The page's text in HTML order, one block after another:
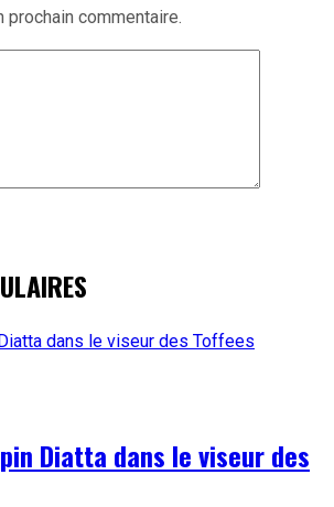
prochain commentaire.
Diatta dans le viseur des